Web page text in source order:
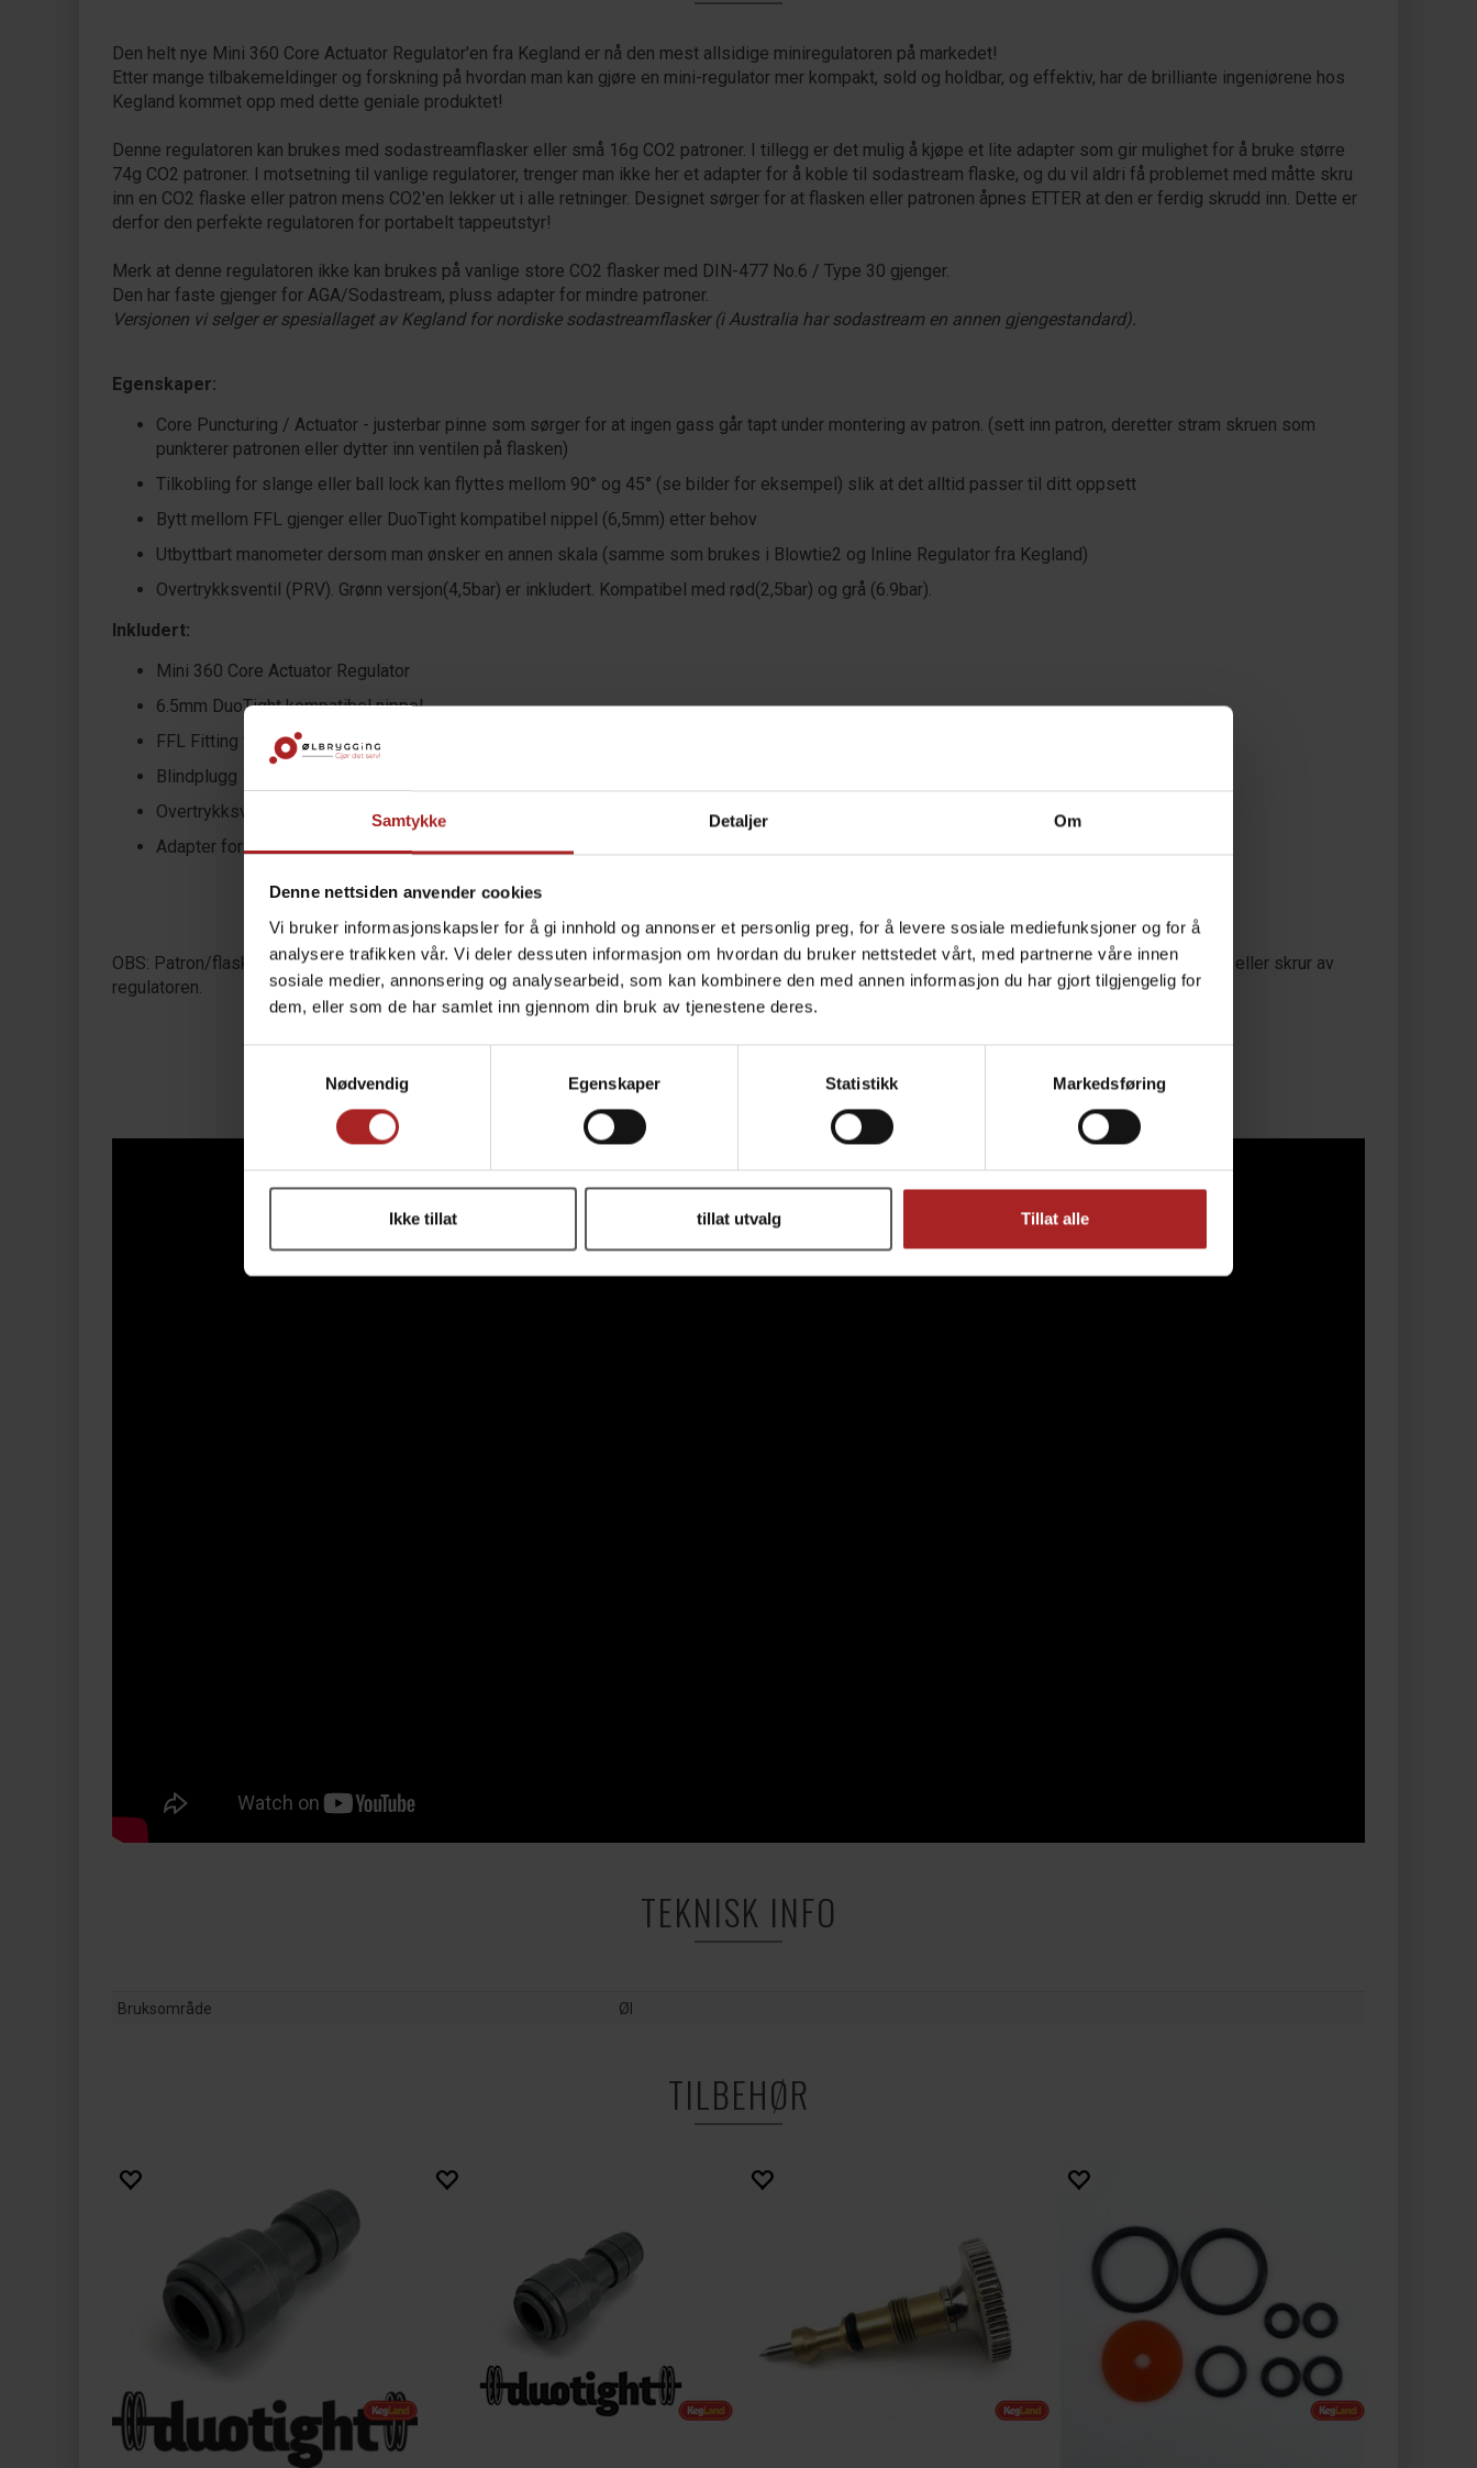
Samtykke Detaljer Om
Denne nettsiden anvender cookies
Vi bruker informasjonskapsler for å gi innhold og annonser et personlig preg, for å levere sosiale mediefunksjoner og for å
analysere trafikken vår. Vi deler dessuten informasjon om hvordan du bruker nettstedet vårt, med partnerne våre innen
sosiale medier, annonsering og analysearbeid, som kan kombinere den med annen informasjon du har gjort tilgjengelig for
dem, eller som de har samlet inn gjennom din bruk av tjenestene deres.
Nødvendig
Egenskaper Statistikk Markedsføring
Ikke tillat tillat utvalg Tillat alle
Den helt nye Mini 360 Core Actuator Regulator'en fra Kegland er nå den mest allsidige miniregulatoren på markedet!
Etter mange tilbakemeldinger og forskning på hvordan man kan gjøre en mini-regulator mer kompakt, sold og holdbar, og effektiv, har de brilliante ingeniørene hos
Kegland kommet opp med dette geniale produktet!
Denne regulatoren kan brukes med sodastreamflasker eller små 16g CO2 patroner. I tillegg er det mulig å kjøpe et lite adapter som gir mulighet for å bruke større
74g CO2 patroner. I motsetning til vanlige regulatorer, trenger man ikke her et adapter for å koble til sodastream flaske, og du vil aldri få problemet med måtte skru
inn en CO2 flaske eller patron mens CO2'en lekker ut i alle retninger. Designet sørger for at flasken eller patronen åpnes ETTER at den er ferdig skrudd inn. Dette er
derfor den perfekte regulatoren for portabelt tappeutstyr!
Merk at denne regulatoren ikke kan brukes på vanlige store CO2 flasker med DIN-477 No.6 / Type 30 gjenger.
Den har faste gjenger for AGA/Sodastream, pluss adapter for mindre patroner.
Versjonen vi selger er spesiallaget av Kegland for nordiske sodastreamflasker (i Australia har sodastream en annen gjengestandard).
Egenskaper:
Core Puncturing / Actuator - justerbar pinne som sørger for at ingen gass går tapt under montering av patron. (sett inn patron, deretter stram skruen som
punkterer patronen eller dytter inn ventilen på flasken)
Tilkobling for slange eller ball lock kan flyttes mellom 90° og 45° (se bilder for eksempel) slik at det alltid passer til ditt oppsett
Bytt mellom FFL gjenger eller DuoTight kompatibel nippel (6,5mm) etter behov
Utbyttbart manometer dersom man ønsker en annen skala (samme som brukes i Blowtie2 og Inline Regulator fra Kegland)
Overtrykksventil (PRV). Grønn versjon(4,5bar) er inkludert. Kompatibel med rød(2,5bar) og grå (6.9bar).
Inkludert:
Mini 360 Core Actuator Regulator
6.5mm DuoTight kompatibel nippel
FFL Fitting for MFL gjenger (ball locks)
Blindplugg
Overtrykksventil 4,5bar (65psi)
Adapter for 16g CO2 patroner (adapter for 74g CO2 patron kan bestilles i tillegg)
OBS: Patron/flaske må ikke strammes for hardt. Det anbefales at hodet på sodastreamflasken holdes stille med en skiftenøkkel mens man fester eller skrur av
regulatoren.
TEKNISK INFO
Bruksområde Øl
TILBEHØR